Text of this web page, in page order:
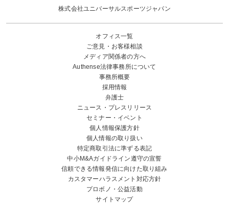
株式会社ユニバーサルスポーツジャパン
オフィス一覧
ご意見・お客様相談
メディア関係者の方へ
Authense法律事務所について
事務所概要
採用情報
弁護士
ニュース・プレスリリース
セミナー・イベント
個人情報保護方針
個人情報の取り扱い
特定商取引法に準ずる表記
中小M&Aガイドライン遵守の宣誓
信頼できる情報発信に向けた取り組み
カスタマーハラスメント対応方針
プロボノ・公益活動
サイトマップ